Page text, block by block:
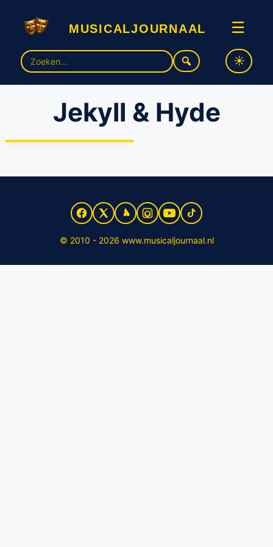
musicaljournaal ☰
Zoek
naar:
Jekyll & Hyde
Jekyll & Hyde The Musical
in Zoetermeers
© 2010 - 2026 www.musicaljournaal.nl